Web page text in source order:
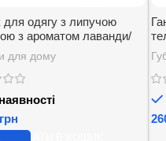
для одягу з липучою
з ароматом лаванди/
Irge 1 шт.
для дому
грн